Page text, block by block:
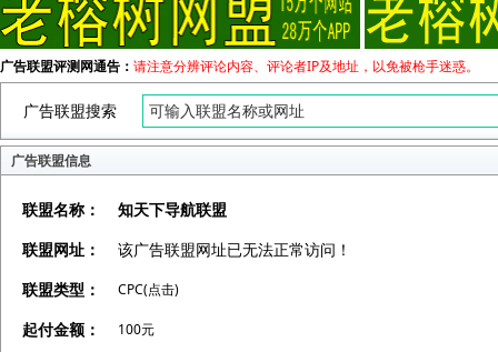
广告联盟评测网通告： 请注意分辨评论内容、评论者IP及地址，以免被枪手迷惑。
广告联盟搜索
广告联盟信息
联盟名称：
知天下导航联盟
联盟网址：
该广告联盟网址已无法正常访问！
联盟类型：
CPC(点击)
起付金额： 100元